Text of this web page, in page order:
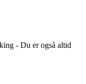
- Du er også altid